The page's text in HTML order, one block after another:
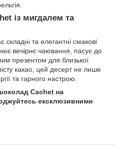
із мигдалем та
та елегантні смакові
вечірнє чаювання, пасує до
презентом для близької
какао, цей десерт не лише
та гарного настрою.
Cachet на
ексклюзивними